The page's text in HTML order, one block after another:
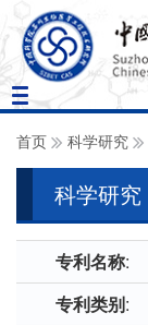
Toggle
navigation
首页 科学研究
科学研究
专利名称:
专利类别: